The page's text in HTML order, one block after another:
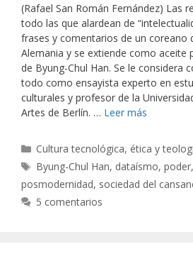
(Rafael San Román Fernández) Las
todo las que alardean de
frases y comentarios de un coreano
Alemania y se extiende como aceite
de Byung-Chul Han. Se le considera
todo como ensayista experto en
culturales y profesor de la
Artes de Berlín. … Leer más
Categorías
Cultura tecnológica, ética y
Etiquetas
Byung-Chul Han, dataísmo,poder
posmodernidad, sociedad del
5 comentarios